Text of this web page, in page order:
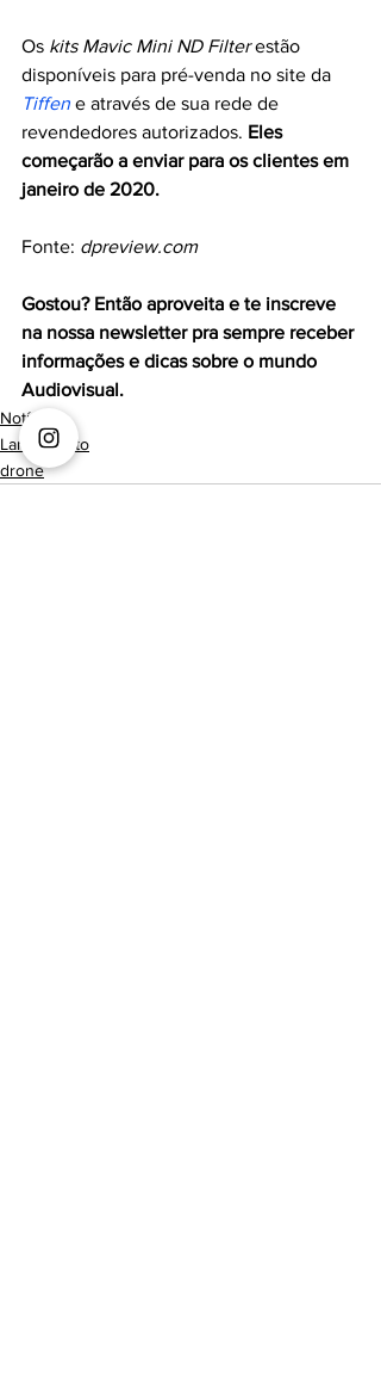
Os kits Mavic Mini ND Filter estão
disponíveis para pré-venda no site da
Tiffen e através de sua rede de
revendedores autorizados. Eles
começarão a enviar para os clientes em
janeiro de 2020.
Fonte: dpreview.com
Gostou? Então aproveita e te inscreve
na nossa newsletter pra sempre receber
informações e dicas sobre o mundo
Audiovisual.
Notícia
Lançamento
drone